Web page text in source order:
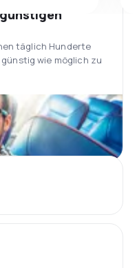
täglich Hunderte
wie möglich zu